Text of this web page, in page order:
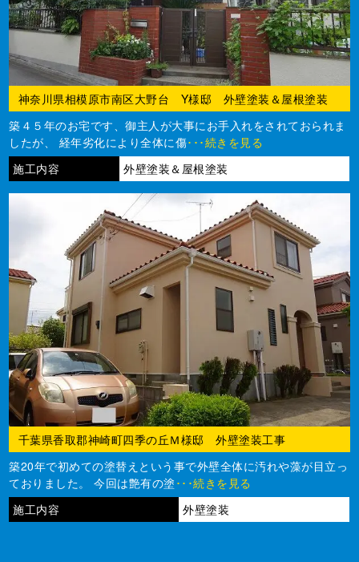
神奈川県相模原市南区大野台 Y様邸 外壁塗装＆屋根塗装
築４５年のお宅です、御主人が大事にお手入れをされておられま
したが、 経年劣化により全体に傷･･･続きを見る
施工内容
外壁塗装＆屋根塗装
千葉県香取郡神崎町四季の丘Ｍ様邸 外壁塗装工事
築20年で初めての塗替えという事で外壁全体に汚れや藻が目立っ
ておりました。 今回は艶有の塗 ･･･続きを見る
施工内容
外壁塗装